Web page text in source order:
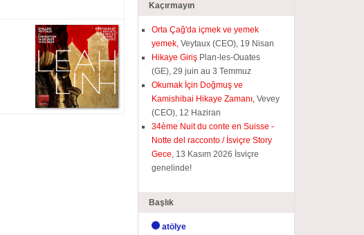
Kaçırmayın
Orta Çağ'da içmek ve yemek
yemek, Veytaux (CEO), 19 Nisan
Hikaye Giriş Plan-les-Ouates
(GE), 29 juin au 3 Temmuz
Okumak İçin Doğmuş ve
Kamishibai Hikaye Zamanı, Vevey
(CEO), 12 Haziran
34ème Nuit du conte en Suisse -
Notte del racconto / İsviçre Story
Gece, 13 Kasım 2026 İsviçre
genelinde!
Başlık
atölye